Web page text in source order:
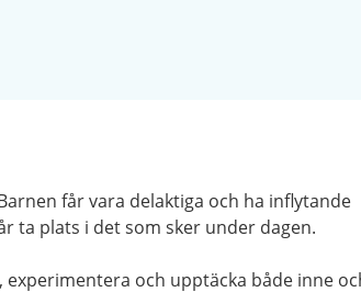
får vara delaktiga och ha inflytande
ta plats i det som sker under dagen.
och upptäcka både inne